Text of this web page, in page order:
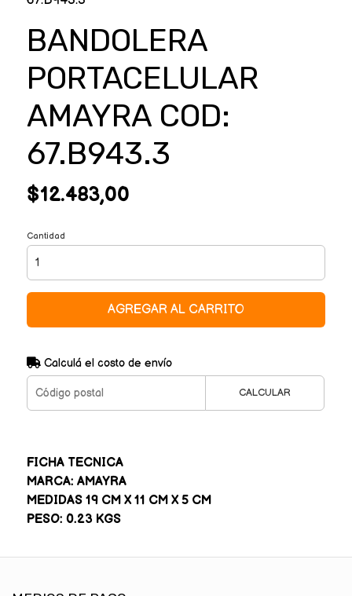
BANDOLERA
PORTACELULAR
AMAYRA COD:
67.B943.3
$12.483,00
Cantidad
AGREGAR AL CARRITO
Calculá el costo de envío
CALCULAR
FICHA TECNICA
MARCA: AMAYRA
MEDIDAS 19 CM X 11 CM X 5 CM
PESO: 0.23 KGS